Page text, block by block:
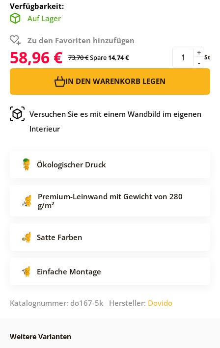
Verfügbarkeit:
Auf Lager
Zu den Favoriten hinzufügen
58,96 € 73,70 €Spare14,74 € -
+ St
IN DEN WARENKORB LEGEN
Versuchen Sie es mit einem Wandbild im eigenen
Interieur
Ökologischer Druck
Premium-Leinwand mit Gewicht von 280
g/m²
Satte Farben
Einfache Montage
Katalognummer: do167-5k Hersteller: Dovido
Weitere Varianten